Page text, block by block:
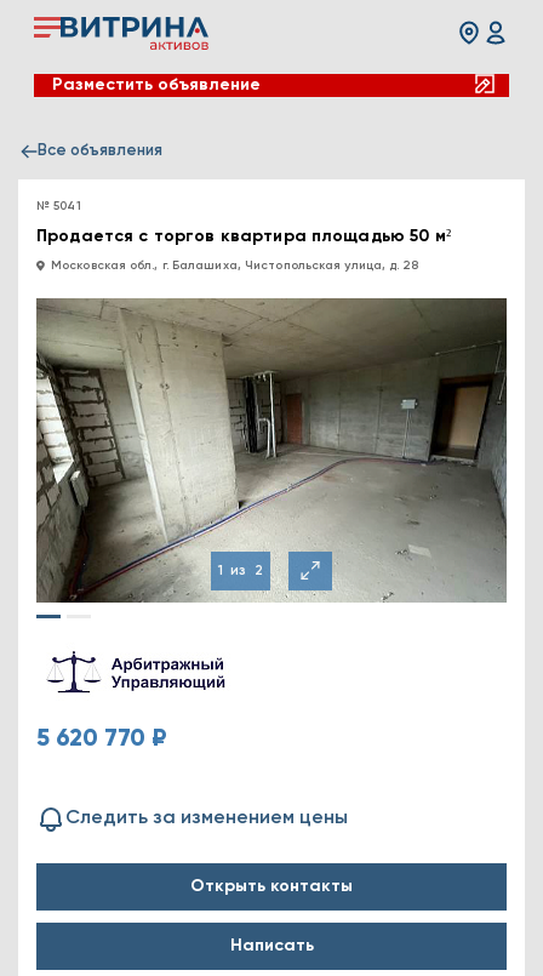
Разместить объявление
Все объявления
№ 5041
Продается с торгов квартира площадью 50 м²
Московская обл., г. Балашиха, Чистопольская улица, д. 28
1 из 2
5 620 770 ₽
Следить за изменением цены
Открыть контакты
Написать